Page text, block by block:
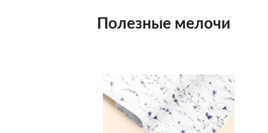
Полезные мелочи
Добавить
в список
желаний